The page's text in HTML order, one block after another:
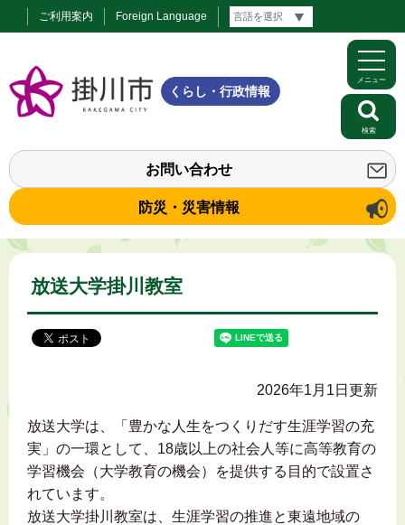
ご利用案内 Foreign Language
くらし・行政情報
お問い合わせ
防災・災害情報
メニュー
検索
放送大学掛川教室
2026年1月1日更新
放送大学は、「豊かな人生をつくりだす生涯学習の充
実」の一環として、18歳以上の社会人等に高等教育の
学習機会（大学教育の機会）を提供する目的で設置さ
れています。
放送大学掛川教室は、生涯学習の推進と東遠地域の